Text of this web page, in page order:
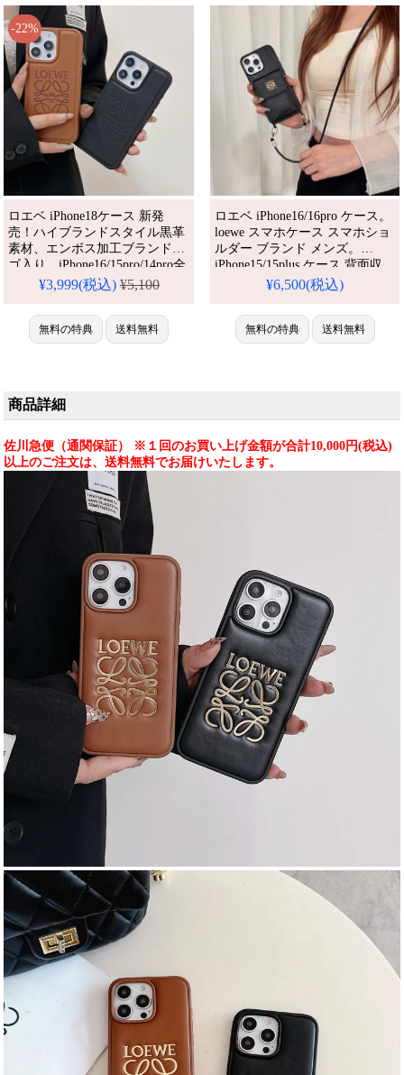
iPhone17pro/16promaxケースと
しても使える優れもの！（カー
ド入れケース・カップルファ
-22%
ロエベ iPhone18ケース 新発
売！ハイブランドスタイル黒革
素材、エンボス加工ブランドロ
ゴ入り。iPhone16/15pro/14pro全
機種対応。芸能人も愛用する人
機能仕様。かわいいロエベスタ
イルが流行り、格安で手に入
り、iPhone17pro/16promaxケー
¥3,999(税込)¥5,100
無料の特典 送料無料
ロエベ iPhone16/16pro ケース。
loewe スマホケース スマホショ
ルダー ブランド メンズ。
iPhone15/15plus ケース 背面収
納。iPhone14/13/12 ケース 肩掛
用・かわいい。耐衝撃・防水・
多機能。格安＆おしゃれ。
iPhone16pro/15promaxケース対
¥6,500(税込)
無料の特典 送料無料
商品詳細
佐川急便（通関保証） ※１回のお買い上げ金額が合計10,000円(税込)
以上のご注文は、送料無料でお届けいたします。